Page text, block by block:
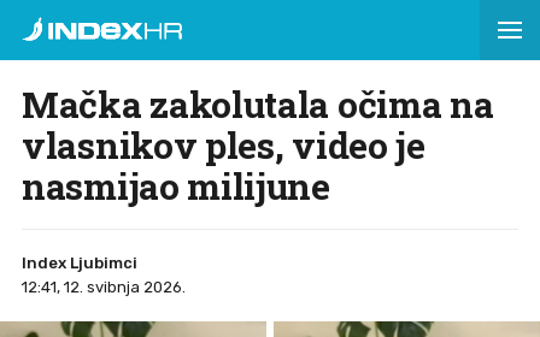
Mačka zakolutala očima na
vlasnikov ples, video je
nasmijao milijune
Index Ljubimci
12:41, 12. svibnja 2026.